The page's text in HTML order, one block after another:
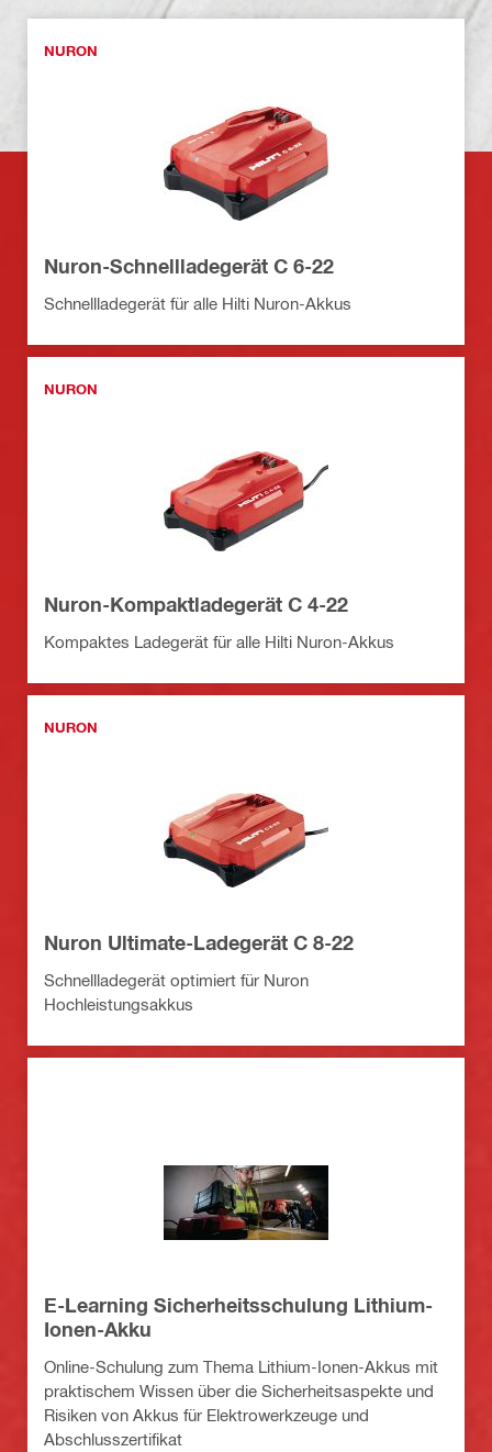
NURON
Nuron-Schnellladegerät C 6-22
Schnellladegerät für alle Hilti Nuron-Akkus
NURON
Nuron-Kompaktladegerät C 4-22
Kompaktes Ladegerät für alle Hilti Nuron-Akkus
NURON
Nuron Ultimate-Ladegerät C 8-22
Schnellladegerät optimiert für Nuron
Hochleistungsakkus
E-Learning Sicherheitsschulung Lithium-
Ionen-Akku
Online-Schulung zum Thema Lithium-Ionen-Akkus mit
praktischem Wissen über die Sicherheitsaspekte und
Risiken von Akkus für Elektrowerkzeuge und
Abschlusszertifikat